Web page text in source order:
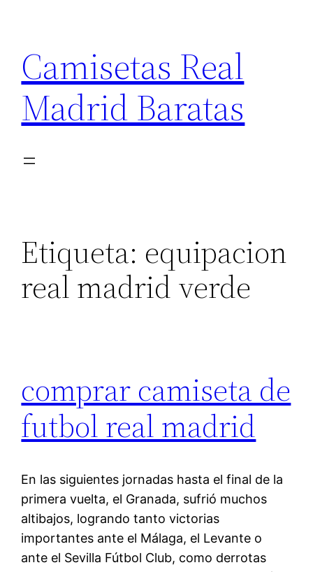
contenido
Camisetas Real
Madrid Baratas
Etiqueta: equipacion
real madrid verde
comprar camiseta de
futbol real madrid
En las siguientes jornadas hasta el final de la
primera vuelta, el Granada, sufrió muchos
altibajos, logrando tanto victorias
importantes ante el Málaga, el Levante o
ante el Sevilla Fútbol Club, como derrotas